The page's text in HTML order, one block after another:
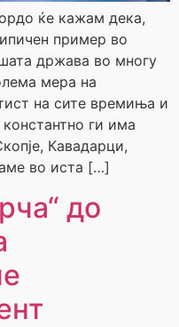
ќе кажам дека,
пример во
држава во многу
мера на
на сите времиња и
ги има
Кавадарци,
во иста […]
до